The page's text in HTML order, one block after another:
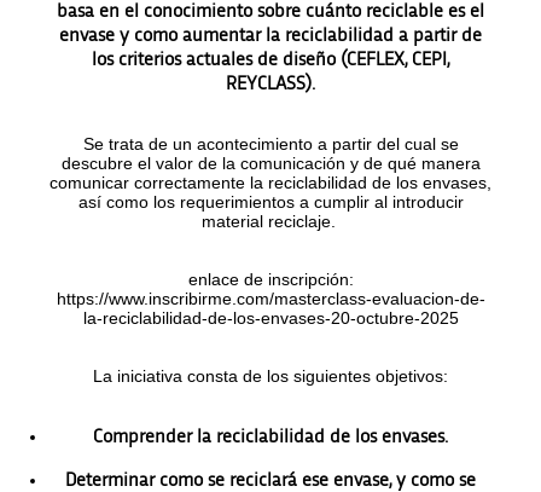
basa en el conocimiento sobre cuánto reciclable es el
envase y como aumentar la reciclabilidad a partir de
los criterios actuales de diseño (CEFLEX, CEPI,
REYCLASS).
Se trata de un acontecimiento a partir del cual se
descubre el valor de la comunicación y de qué manera
comunicar correctamente la reciclabilidad de los envases,
así como los requerimientos a cumplir al introducir
material reciclaje.
enlace de inscripción:
https://www.inscribirme.com/masterclass-evaluacion-de-
la-reciclabilidad-de-los-envases-20-octubre-2025
La iniciativa consta de los siguientes objetivos:
Comprender la reciclabilidad de los envases.
Determinar como se reciclará ese envase, y como se